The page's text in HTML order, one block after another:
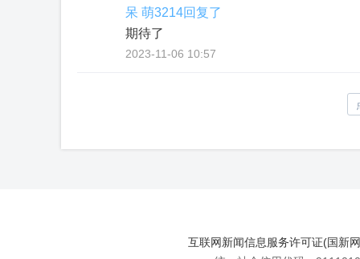
呆 萌3214回复了
期待了
2023-11-06 10:57
互联网新闻信息服务许可证(国新